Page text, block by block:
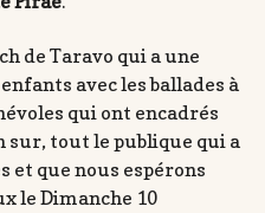
de Taravo qui a une
avec les ballades à
qui ont encadrés
sur, tout le publique qui a
et que nous espérons
le Dimanche 10